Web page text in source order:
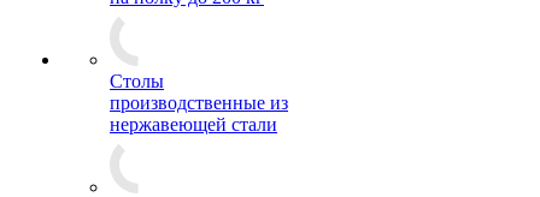
Столы
производственные из
нержавеющей стали